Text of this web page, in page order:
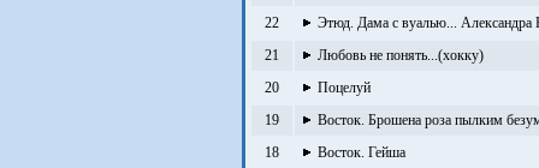
22
Этюд. Дама с вуалью... Александра
21
Любовь не понять...(хокку)
20
Поцелуй
19
Восток. Брошена роза пылким
18
Восток. Гейша